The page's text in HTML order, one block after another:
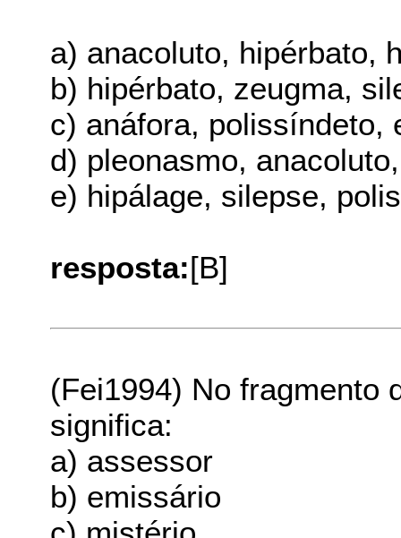
a) anacoluto, hipérbato,
b) hipérbato, zeugma,
c) anáfora, polissíndeto,
d) pleonasmo,
e) hipálage, silepse,
resposta:[B]
(Fei1994) No fragmento
significa:
a) assessor
b) emissário